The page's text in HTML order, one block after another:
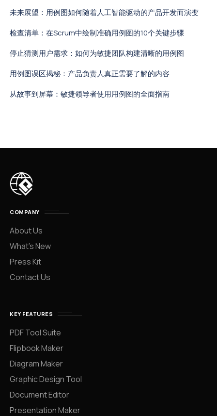
未来展望：用例图如何随着人工智能驱动的产品开发而演变
检查清单：在Scrum中绘制准确用例图的10个关键步骤
停止猜测用户需求：如何为敏捷团队构建清晰的用例图
用例图误区揭秘：产品负责人真正需要了解的内容
从故事到屏幕：敏捷领导者使用用例图的全面指南
COMPANY
About Us
What’s New
Press Kit
Contact Us
KEY FEATURES
PDF Tool Suite
Flipbook Maker
Diagram Maker
Graphic Design Tool
Document Editor
Presentation Maker